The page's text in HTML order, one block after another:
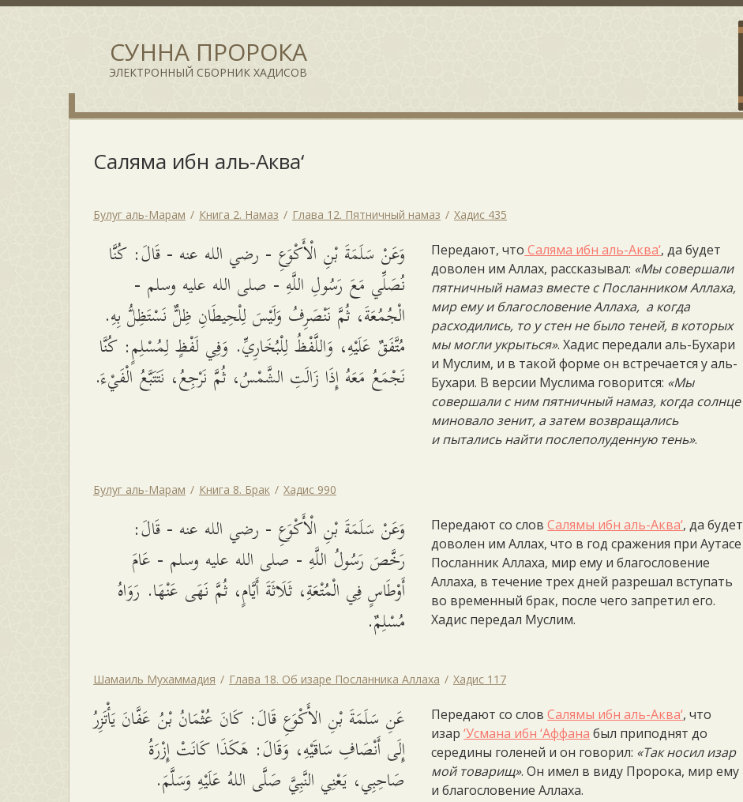
СУННА ПРОРОКА
ЭЛЕКТРОННЫЙ СБОРНИК ХАДИСОВ
Саляма ибн аль-Аква‘
Булуг аль-Марам Книга 2. Намаз Глава 12. Пятничный намаз Хадис 435
وَعَنْ سَلَمَةَ بْنِ الْأَكْوَعِ - رضي الله عنه - قَالَ: كُنَّا
نُصَلِّي مَعَ رَسُولِ اللَّهِ - صلى الله عليه وسلم -
الْجُمُعَةَ، ثُمَّ نَنْصَرِفُ وَلَيْسَ لِلْحِيطَانِ ظِلٌّ نَسْتَظِلُّ بِهِ.
مُتَّفَقٌ عَلَيْهِ، وَاللَّفْظُ لِلْبُخَارِيِّ. وَفِي لَفْظٍ لِمُسْلِمٍ: كُنَّا
نَجْمَعُ مَعَهُ إِذَا زَالَتِ الشَّمْسُ، ثُمَّ نَرْجِعُ، نَتَتَبَّعُ الْفَيْءَ.
Передают, что Саляма ибн аль-Аква‘, да будет
доволен им Аллах, рассказывал: «Мы совершали
пятничный намаз вместе с Посланником Аллаха,
мир ему и благословение Аллаха, а когда
расходились, то у стен не было теней, в которых
мы могли укрыться». Хадис передали аль-Бухари
и Муслим, и в такой форме он встречается у аль-
Бухари. В версии Муслима говорится: «Мы
совершали с ним пятничный намаз, когда солнце
миновало зенит, а затем возвращались
и пытались найти послеполуденную тень».
Булуг аль-Марам Книга 8. Брак Хадис 990
وَعَنْ سَلَمَةَ بْنِ الْأَكْوَعِ - رضي الله عنه - قَالَ:
رَخَّصَ رَسُولُ اللَّهِ - صلى الله عليه وسلم - عَامَ
أَوْطَاسٍ فِي الْمُتْعَةِ، ثَلَاثَةَ أَيَّامٍ، ثُمَّ نَهَى عَنْهَا. رَوَاهُ
مُسْلِمٌ.
Передают со словСалямы ибн аль-Аква‘, да будет
доволен им Аллах, что в год сражения при Аутасе
Посланник Аллаха, мир ему и благословение
Аллаха, в течение трех дней разрешал вступать
во временный брак, после чего запретил его.
Хадис передал Муслим.
Шамаиль Мухаммадия Глава 18. Об изаре Посланника Аллаха Хадис 117
عَنِ سَلَمَةَ بْنِ الأَكْوَعِ قَالَ: كَانَ عُثْمَانُ بْنُ عَفَّانَ يَأْتَزِرُ
إِلَى أَنْصَافِ سَاقَيْهِ، وَقَالَ: هَكَذَا كَانَتْ إِزْرَةُ
صَاحِبِي، يَعْنِي النَّبِيَّ صَلَّى اللهُ عَلَيْهِ وَسَلَّمَ.
Передают со словСалямы ибн аль-Аква‘, что
изар‘Усмана ибн ‘Аффана был приподнят до
середины голеней и он говорил: «Так носил изар
мой товарищ». Он имел в виду Пророка, мир ему
и благословение Аллаха.